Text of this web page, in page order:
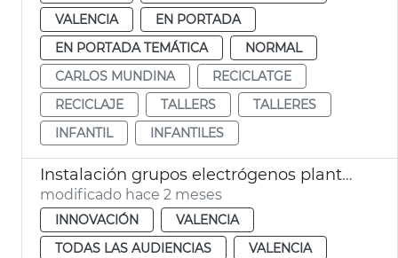
VALENCIA
EN PORTADA
EN PORTADA TEMÁTICA
NORMAL
CARLOS MUNDINA
RECICLATGE
RECICLAJE
TALLERS
TALLERES
INFANTIL
INFANTILES
Instalación grupos electrógenos plantas potabilizadoras Presa Realó València
modificado hace 2 meses
INNOVACIÓN
VALENCIA
TODAS LAS AUDIENCIAS
VALENCIA